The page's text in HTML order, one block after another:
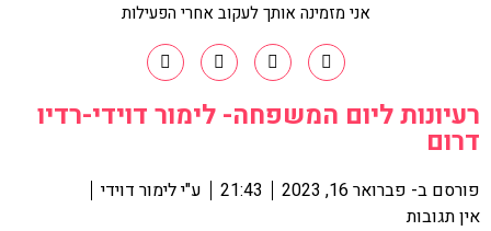
אני מזמינה אותך לעקוב אחרי הפעילות
רעיונות ליום המשפחה- לימור דוידי-רדיו
דרום
פורסם ב- פברואר 16, 2023 21:43 ע"ילימור דוידי
אין תגובות